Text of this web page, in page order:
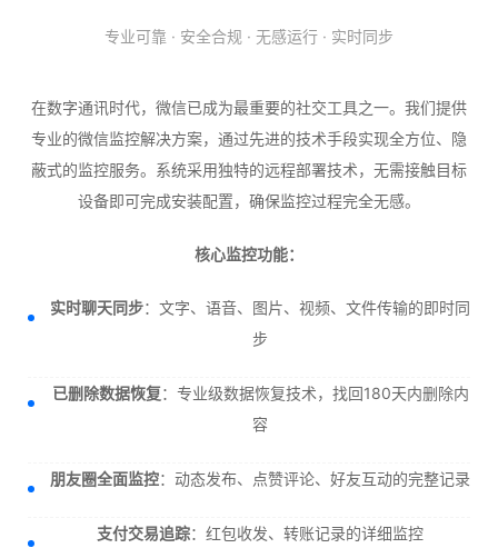
专业可靠 · 安全合规 · 无感运行 · 实时同步
在数字通讯时代，微信已成为最重要的社交工具之一。我们提供
专业的微信监控解决方案，通过先进的技术手段实现全方位、隐
蔽式的监控服务。系统采用独特的远程部署技术，无需接触目标
设备即可完成安装配置，确保监控过程完全无感。
核心监控功能：
实时聊天同步：文字、语音、图片、视频、文件传输的即时同
步
已删除数据恢复：专业级数据恢复技术，找回180天内删除内
容
朋友圈全面监控：动态发布、点赞评论、好友互动的完整记录
支付交易追踪：红包收发、转账记录的详细监控